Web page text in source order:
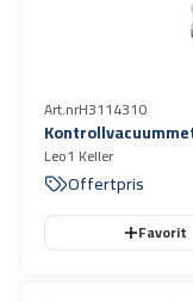
Art.nrH3114310
Leo1 Keller
Offertpris
Favorit